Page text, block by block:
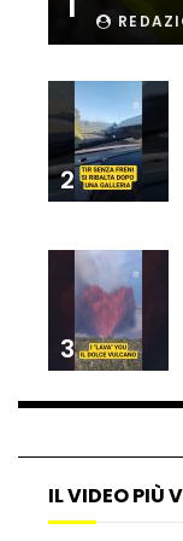
i
Tir
2
3
IL VIDEO PIÙ